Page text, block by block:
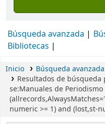
Búsqueda avanzada
Bibliotecas
Inicio
Búsqueda avanzada
Resultados de búsqueda
se:Manuales de
numeric >= 1) and (lost,st-